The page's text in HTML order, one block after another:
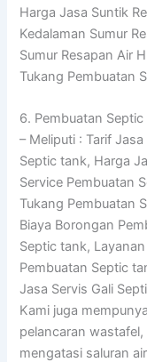
Harga Jasa Suntik
Kedalaman Sumur
Sumur Resapan Air
Tukang Pembuatan
6. Pembuatan Septic
– Meliputi : Tarif
Septic tank, Harga
Service Pembuatan
Tukang Pembuatan
Biaya Borongan
Septic tank,
Pembuatan Septic
Jasa Servis Gali
Kami juga
pelancaran
mengatasi saluran